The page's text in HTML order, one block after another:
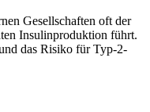
Gesellschaften oft der
Insulinproduktion führt.
das Risiko für Typ-2-